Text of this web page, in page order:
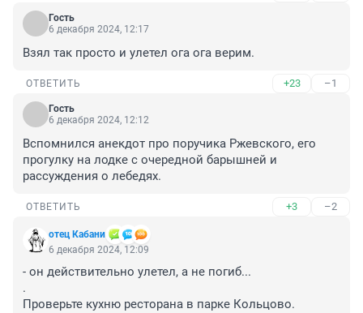
Гость
6 декабря 2024, 12:17
Взял так просто и улетел ога ога верим.
ОТВЕТИТЬ +23 –1
Гость
6 декабря 2024, 12:12
Вспомнился анекдот про поручика Ржевского, его
прогулку на лодке с очередной барышней и
рассуждения о лебедях.
ОТВЕТИТЬ +3 –2
отец Кабани
6 декабря 2024, 12:09
- он действительно улетел, а не погиб...
.
Проверьте кухню ресторана в парке Кольцово.